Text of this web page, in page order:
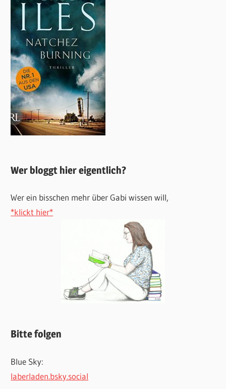
Wer bloggt hier eigentlich?
Wer ein bisschen mehr über Gabi wissen will,
*klickt hier*
Bitte folgen
Blue Sky:
laberladen.bsky.social